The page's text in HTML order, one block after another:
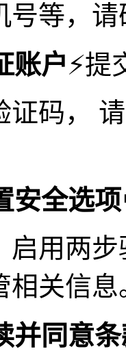
号等，
账户⚡️
证码，
安全选项
启用两
相关信息
并同意